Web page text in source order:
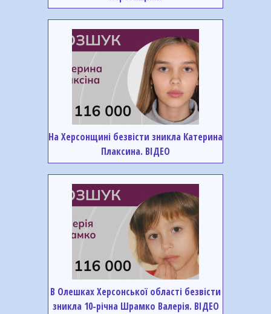
На Херсонщині безвісти зникла Катерина
Плаксина. ВІДЕО
В Олешках Херсонської області безвісти
зникла 10-річна Шрамко Валерія. ВІДЕО